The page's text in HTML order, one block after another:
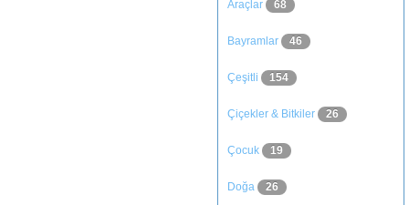
Araçlar 68
Bayramlar 46
Çeşitli 154
Çiçekler & Bitkiler 26
Çocuk 19
Doğa 26